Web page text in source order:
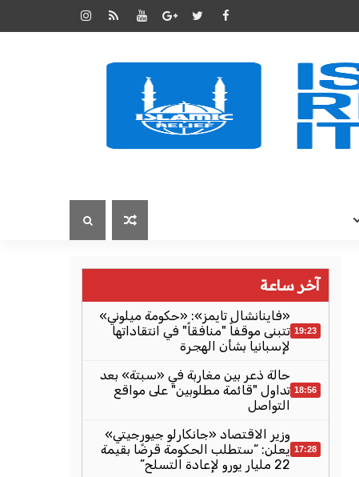
آخر ساعة
19:23
«فاينانشال تايمز»: «حكومة ميلوني»
تتبنى موقفاً "منافقاً" في انتقاداتها
لإسبانيا بشأن الهجرة
18:56
حالة ذعر بين مغاربة في «سبتة» بعد
تداول "قائمة مطلوبين" على مواقع
التواصل
17:28
وزير الاقتصاد «جانكارلو جيورجيتي»
يعلن: “ستطلب الحكومة قرضًا بقيمة
22 مليار يورو لإعادة التسلح”